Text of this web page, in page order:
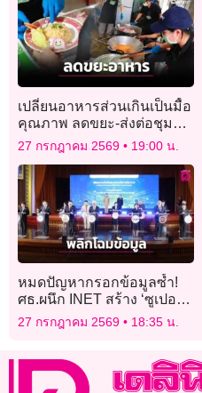
เปลี่ยนอาหารส่วนเกินเป็นมื้อ
คุณภาพ ลดขยะ-ส่งต่อชุมชน
เปราะบาง
27 กรกฎาคม 2569 19:00 น.
หมดปัญหากรอกข้อมูลซ้ำ!
ศธ.ผนึก INET สร้าง ‘ซูเปอร์
แอปการศึกษา’ ใช้ข้อมูลชุด
เดียวทั่วไทย
27 กรกฎาคม 2569 18:35 น.